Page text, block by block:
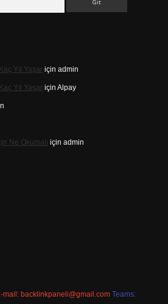
Yıl Yaşar için admin
Yıl Yaşar için Alpay
Ne Okumalı için admin
mail: backlinkpaneli@gmail.com Teams: